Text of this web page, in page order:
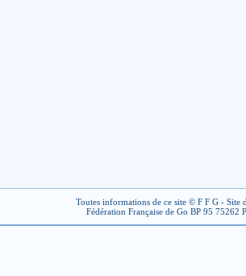
Toutes informations de ce site © F F G - Site
Fédération Française de Go BP 95 75262